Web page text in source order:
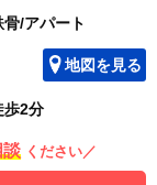
骨/アパート
地図を見る
歩2分
ください／